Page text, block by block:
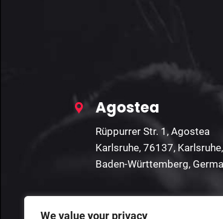
We value your privacy
Agostea
Rüppurrer Str. 1, Agostea
Karlsruhe, 76137, Karlsruhe,
Baden-Württemberg,